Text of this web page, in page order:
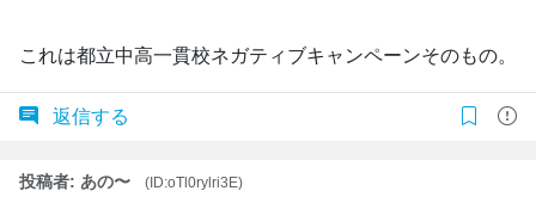
これは都立中高一貫校ネガティブキャンペーンそのもの。
返信する
投稿者: あの〜
(ID:oTl0rylri3E)